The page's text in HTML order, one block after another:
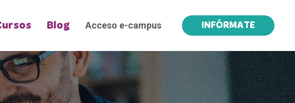
Blog Acceso e-campus INFÓRMATE